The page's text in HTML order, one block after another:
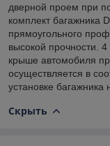
дверной проем при
комплект багажника
прямоугольного
высокой прочности.
крыше автомобиля
осуществляется в
установке багажника
Скрыть